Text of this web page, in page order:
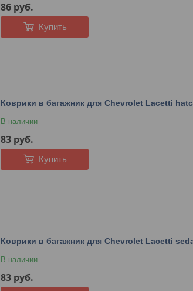
86 руб.
Купить
Коврики в багажник для Chevrolet Lacetti
В наличии
83 руб.
Купить
Коврики в багажник для Chevrolet Lacetti
В наличии
83 руб.